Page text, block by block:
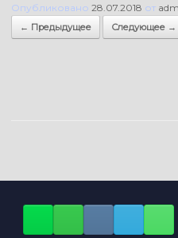
Опубликовано 28.07.2018 от
← Предыдущее Следующее →